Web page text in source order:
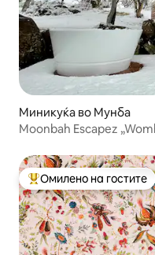
Миникуќа во Мунба
Moonbah Escapez
Меѓу најуспешните
Омилено на гостите